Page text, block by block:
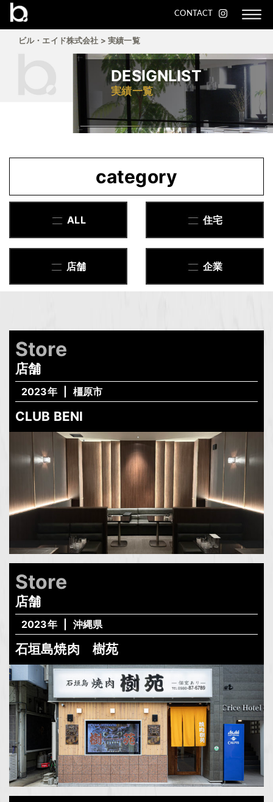
CONTACT
ビル・エイド株式会社 >実績一覧
DESIGNLIST
実績一覧
category
ALL 住宅
店舗 企業
Store
店舗
2023年 橿原市
CLUB BENI
Store
店舗
2023年 沖縄県
石垣島焼肉 樹苑